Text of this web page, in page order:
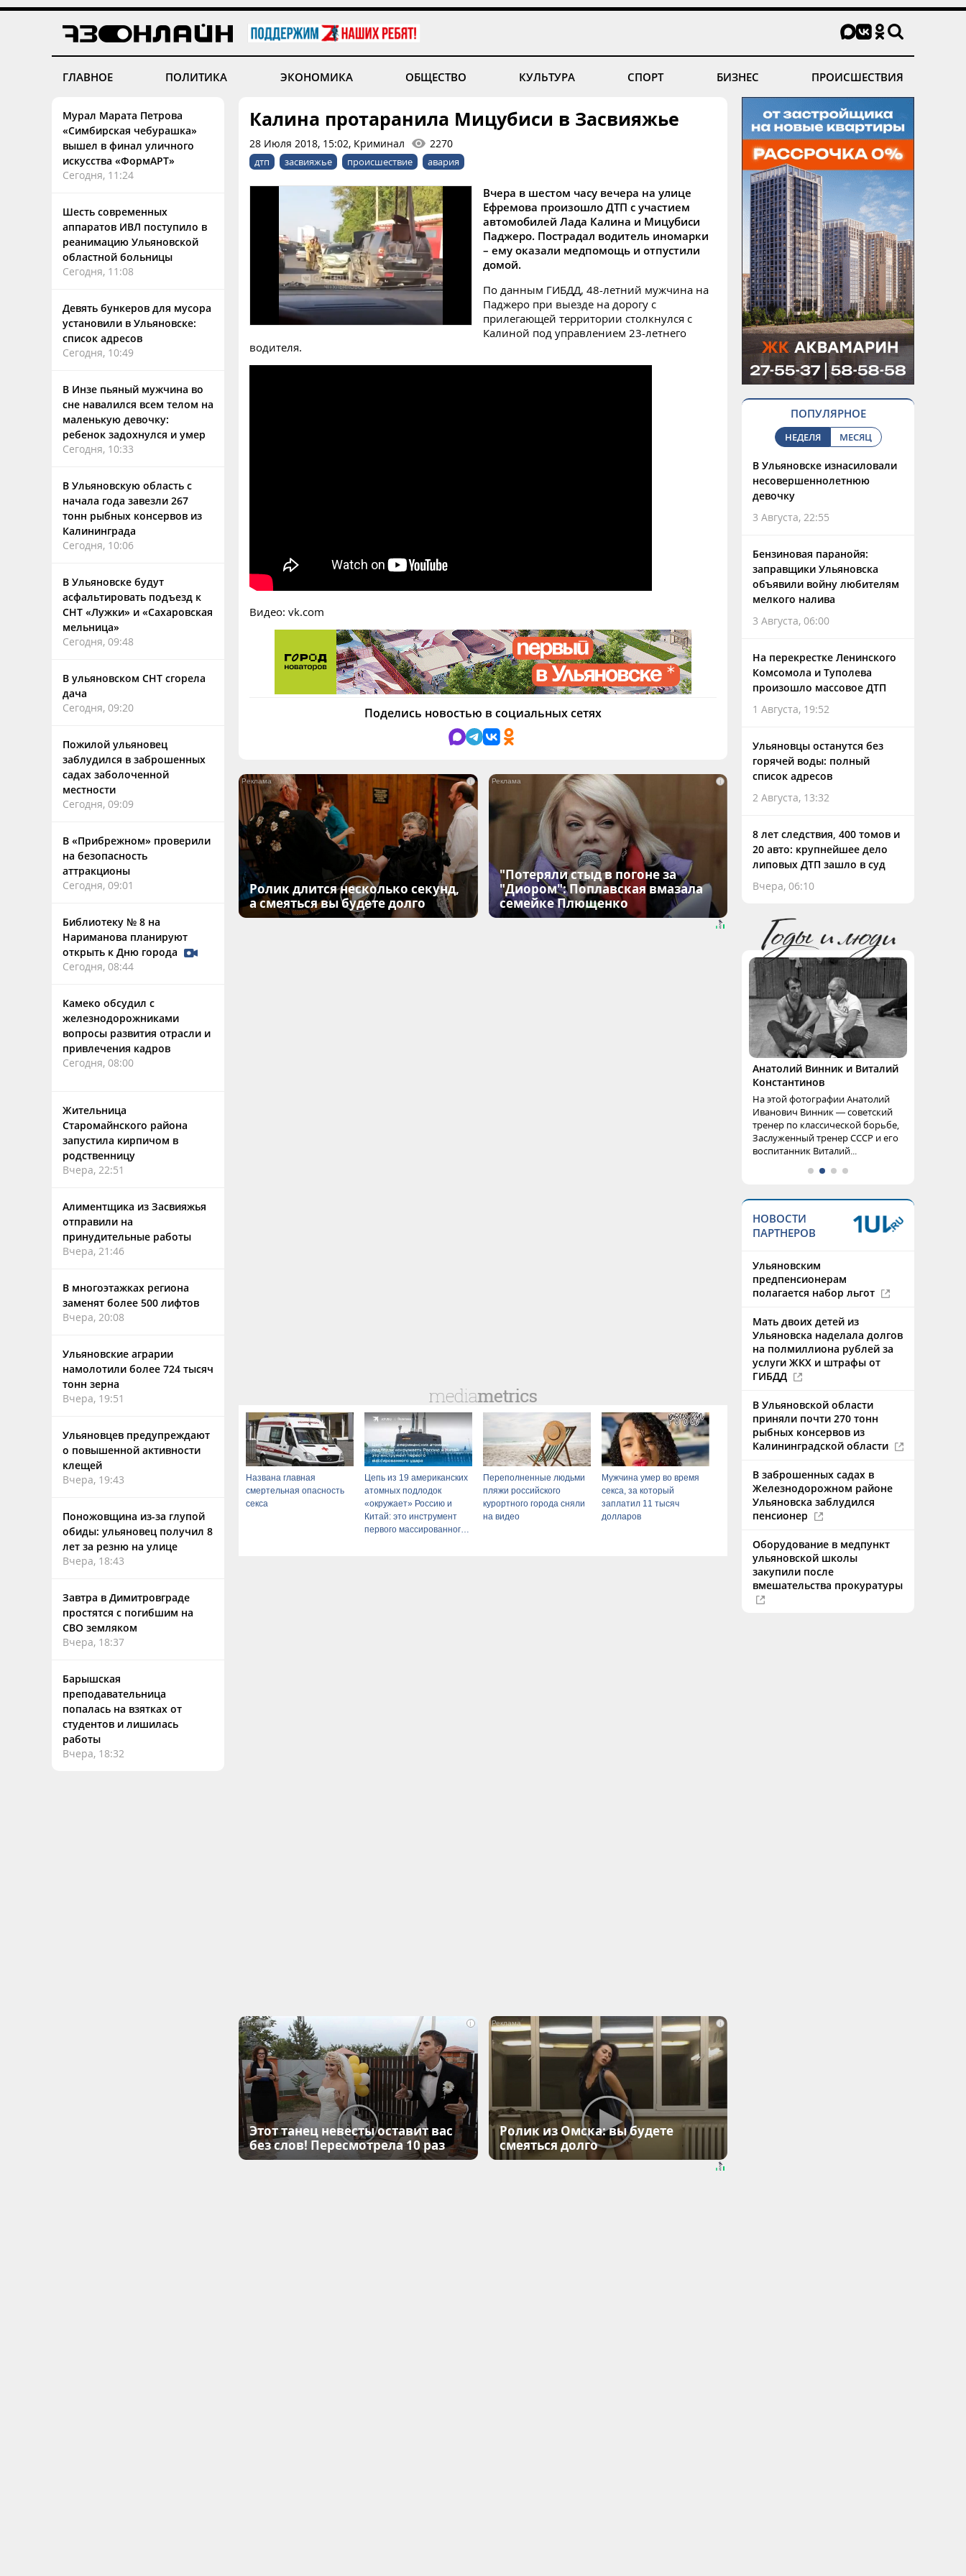
ГЛАВНОЕ ПОЛИТИКА ЭКОНОМИКА ОБЩЕСТВО КУЛЬТУРА СПОРТ БИЗНЕС ПРОИСШЕСТВИЯ
Мурал Марата Петрова
«Симбирская чебурашка»
вышел в финал уличного
искусства «ФормАРТ»
Сегодня, 11:24
Шесть современных
аппаратов ИВЛ поступило в
реанимацию Ульяновской
областной больницы
Сегодня, 11:08
Девять бункеров для мусора
установили в Ульяновске:
список адресов
Сегодня, 10:49
В Инзе пьяный мужчина во
сне навалился всем телом на
маленькую девочку:
ребенок задохнулся и умер
Сегодня, 10:33
В Ульяновскую область с
начала года завезли 267
тонн рыбных консервов из
Калининграда
Сегодня, 10:06
В Ульяновске будут
асфальтировать подъезд к
СНТ «Лужки» и «Сахаровская
мельница»
Сегодня, 09:48
В ульяновском СНТ сгорела
дача
Сегодня, 09:20
Пожилой ульяновец
заблудился в заброшенных
садах заболоченной
местности
Сегодня, 09:09
В «Прибрежном» проверили
на безопасность
аттракционы
Сегодня, 09:01
Библиотеку № 8 на
Нариманова планируют
открыть к Дню города
Сегодня, 08:44
Камеко обсудил с
железнодорожниками
вопросы развития отрасли и
привлечения кадров
Сегодня, 08:00
Жительница
Старомайнского района
запустила кирпичом в
родственницу
Вчера, 22:51
Алиментщика из Засвияжья
отправили на
принудительные работы
Вчера, 21:46
В многоэтажках региона
заменят более 500 лифтов
Вчера, 20:08
Ульяновские аграрии
намолотили более 724 тысяч
тонн зерна
Вчера, 19:51
Ульяновцев предупреждают
о повышенной активности
клещей
Вчера, 19:43
Поножовщина из-за глупой
обиды: ульяновец получил 8
лет за резню на улице
Вчера, 18:43
Завтра в Димитровграде
простятся с погибшим на
СВО земляком
Вчера, 18:37
Барышская
преподавательница
попалась на взятках от
студентов и лишилась
работы
Вчера, 18:32
Калина протаранила Мицубиси в Засвияжье
28 Июля 2018, 15:02, Криминал 2270
дтп засвияжье происшествие авария
Вчера в шестом часу вечера на улице
Ефремова произошло ДТП с участием
автомобилей Лада Калина и Мицубиси
Паджеро. Пострадал водитель иномарки
– ему оказали медпомощь и отпустили
домой.
По данным ГИБДД, 48-летний мужчина на
Паджеро при выезде на дорогу с
прилегающей территории столкнулся с
Калиной под управлением 23-летнего
водителя.
Видео: vk.com
Поделись новостью в социальных сетях
i
Ролик длится несколько секунд,
а смеяться вы будете долго
i
"Потеряли стыд в погоне за
"Диором": Поплавская вмазала
семейке Плющенко
Названа главная
смертельная опасность
секса
Цепь из 19 американских
атомных подлодок
«окружает» Россию и
Китай: это инструмент
первого массированного
Переполненные людьми
пляжи российского
курортного города сняли
на видео
Мужчина умер во время
секса, за который
заплатил 11 тысяч
долларов
i
Этот танец невесты оставит вас
без слов! Пересмотрела 10 раз
i
Ролик из Омска: вы будете
смеяться долго
ПОПУЛЯРНОЕ
НЕДЕЛЯ МЕСЯЦ
В Ульяновске изнасиловали
несовершеннолетнюю
девочку
3 Августа, 22:55
Бензиновая паранойя:
заправщики Ульяновска
объявили войну любителям
мелкого налива
3 Августа, 06:00
На перекрестке Ленинского
Комсомола и Туполева
произошло массовое ДТП
1 Августа, 19:52
Ульяновцы останутся без
горячей воды: полный
список адресов
2 Августа, 13:32
8 лет следствия, 400 томов и
20 авто: крупнейшее дело
липовых ДТП зашло в суд
Вчера, 06:10
Анатолий Винник и Виталий
Константинов
На этой фотографии Анатолий
Иванович Винник — советский
тренер по классической борьбе,
Заслуженный тренер СССР и его
воспитанник Виталий...
НОВОСТИ
ПАРТНЕРОВ
Ульяновским
предпенсионерам
полагается набор льгот
Мать двоих детей из
Ульяновска наделала долгов
на полмиллиона рублей за
услуги ЖКХ и штрафы от
ГИБДД
В Ульяновской области
приняли почти 270 тонн
рыбных консервов из
Калининградской области
В заброшенных садах в
Железнодорожном районе
Ульяновска заблудился
пенсионер
Оборудование в медпункт
ульяновской школы
закупили после
вмешательства прокуратуры